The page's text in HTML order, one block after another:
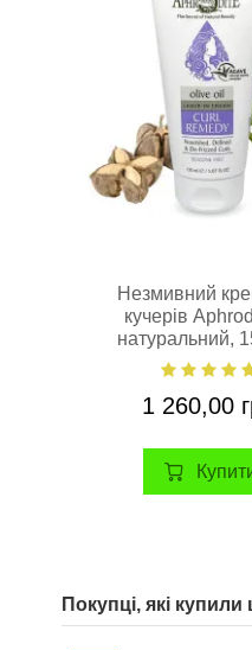
Незмивний
кучерів
натуральний,
1 260,00
Покупці, які